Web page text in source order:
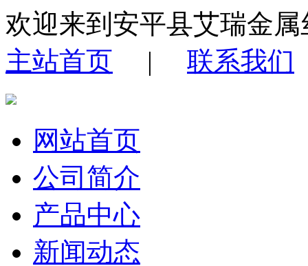
欢迎来到安平县艾瑞金
主站首页 | 联系我们
网站首页
公司简介
产品中心
新闻动态